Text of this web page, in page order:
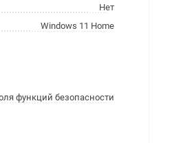
Нет
Windows 11 Home
функций безопасности